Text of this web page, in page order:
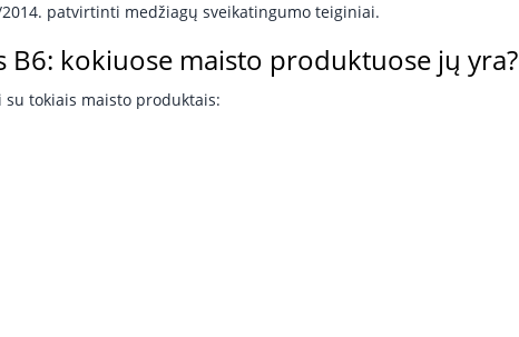
patvirtinti medžiagų sveikatingumo teiginiai.
B6: kokiuose maisto produktuose jų yra?
tokiais maisto produktais: